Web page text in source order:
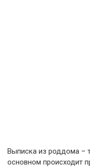
Выписка из роддома –
основном происходит